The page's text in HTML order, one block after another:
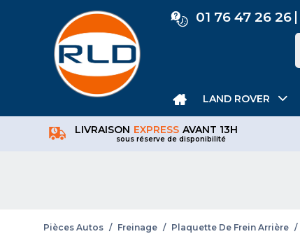
01 76 47 26 26
LAND ROVER
LIVRAISON EXPRESS AVANT 13H
sous réserve de disponibilité
Pièces Autos / Freinage / Plaquette De Frein Arrière /